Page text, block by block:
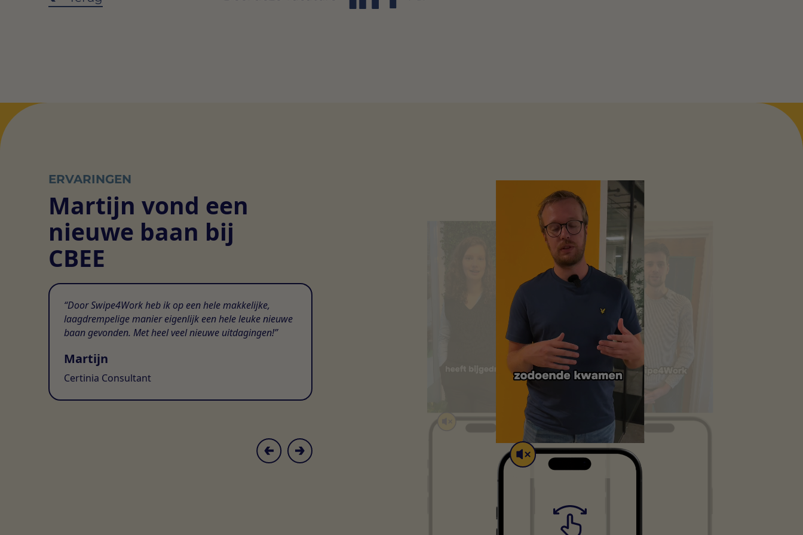
ERVARINGEN
Martijn vond een
nieuwe baan bij
CBEE
Door Swipe4Work heb ik op een hele makkelijke,
laagdrempelige manier eigenlijk een hele leuke nieuwe
baan gevonden. Met heel veel nieuwe uitdagingen!
Martijn
Certinia Consultant